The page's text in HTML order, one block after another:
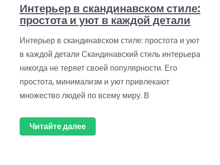
Интерьер в скандинавском стиле:
простота и уют в каждой детали
Интерьер в скандинавском стиле: простота и уют
в каждой детали Скандинавский стиль интерьера
никогда не теряет своей популярности. Его
простота, минимализм и уют привлекают
множество людей по всему миру. В
Читайте далее